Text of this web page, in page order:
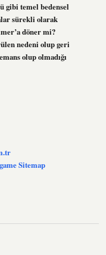
gibi temel bedensel
sürekli olarak
döner mi?
nedeni olup geri
olup olmadığı
Sitemap